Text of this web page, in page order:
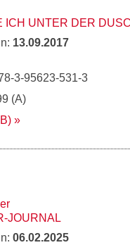
ICH UNTER DER
13.09.2017
3-95623-531-3
(A)
JOURNAL
06.02.2025